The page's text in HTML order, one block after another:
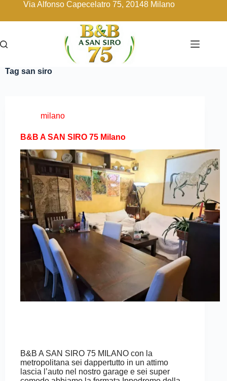
Via Alfonso Capecelatro 75, 20148 Milano
Tag san siro
milano
B&B A SAN SIRO 75 Milano
B&B A SAN SIRO 75 MILANO con la
metropolitana sei dappertutto in un attimo
lascia l’auto nel nostro garage e sei super